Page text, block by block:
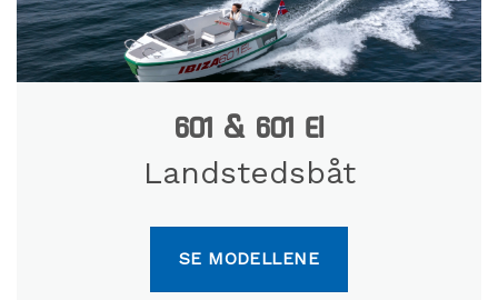
601 & 601 El
Landstedsbåt
SE MODELLENE